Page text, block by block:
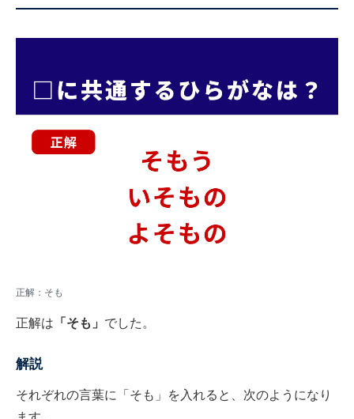
正解：そも
正解は 「そも」 でした。
解説
それぞれの言葉に「そも」を入れると、次のようになり